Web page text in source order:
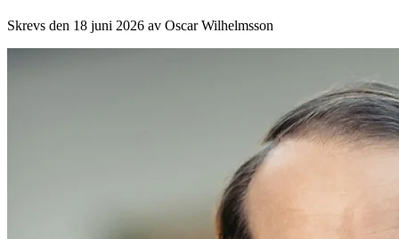
Skrevs den 18 juni 2026 av Oscar Wilhelmsson